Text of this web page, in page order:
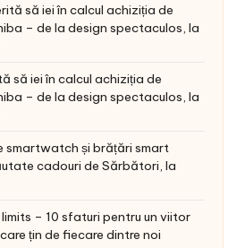
să iei în calcul achiziția de
– de la design spectaculos, la
să iei în calcul achiziția de
– de la design spectaculos, la
smartwatch și brățări smart
cadouri de Sărbători, la
limits – 10 sfaturi pentru un viitor
țin de fiecare dintre noi